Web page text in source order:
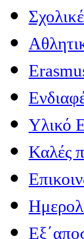
Υλικό
Καλές